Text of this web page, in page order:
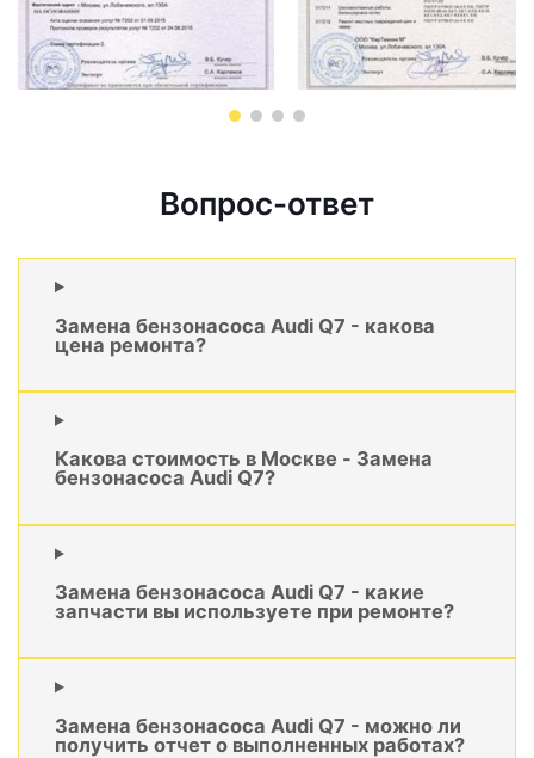
Вопрос-ответ
Замена бензонасоса Audi Q7 - какова
цена ремонта?
Какова стоимость в Москве - Замена
бензонасоса Audi Q7?
Замена бензонасоса Audi Q7 - какие
запчасти вы используете при ремонте?
Замена бензонасоса Audi Q7 - можно ли
получить отчет о выполненных работах?